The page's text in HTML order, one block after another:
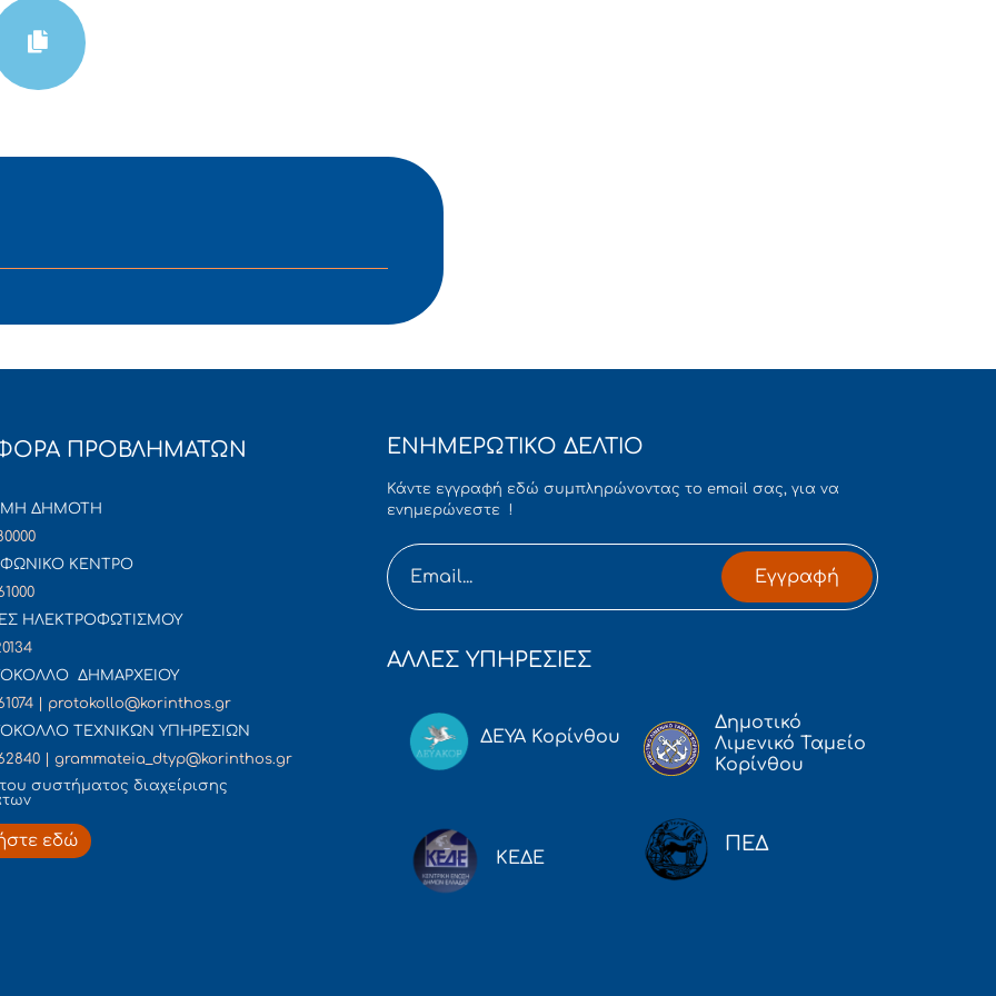
ΠΡΟΒΛΗΜΑΤΩΝ
ΔΗΜΟΤΗ
ΚΕΝΤΡΟ
ΗΛΕΚΤΡΟΦΩΤΙΣΜΟΥ
ΔΗΜΑΡΧΕΙΟΥ
| protokollo@korinthos.gr
ΤΕΧΝΙΚΩΝ ΥΠΗΡΕΣΙΩΝ
| grammateia_dtyp@korinthos.gr
συστήματος διαχείρισης
εδώ
ΕΝΗΜΕΡΩΤΙΚΟ ΔΕΛΤΙΟ
Κάντε εγγραφή εδώ συμπληρώνοντας το email σας, για να
ενημερώνεστε !
Εγγραφή
ΑΛΛΕΣ ΥΠΗΡΕΣΙΕΣ
ΔΕΥΑ Κορίνθου
Δημοτικό
Λιμενικό Ταμείο
Κορίνθου
ΚΕΔΕ
ΠΕΔ